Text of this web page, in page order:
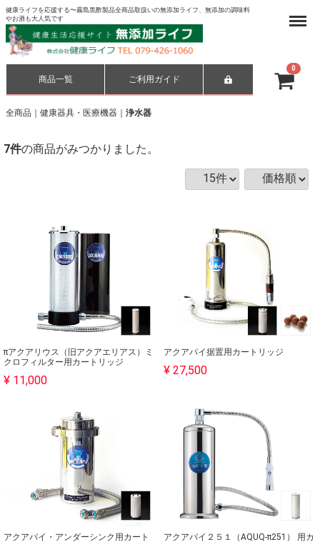
健康ライフを応援する〜霧島黒酢製品全商品取扱いの無添加ライフ、無添加の調味料
やお酒も大人気です
商品一覧 ご利用ガイド
Menu
全商品 健康器具・医療機器 浄水器
7件の商品がみつかりました。
πアクアリウス（旧アクアエリアス）ミ
クロフィルター用カートリッジ
¥ 11,000
アクアパイ据置用カートリッジ
¥ 27,500
アクアパイ・アンダーシンク用カート
アクアパイ２５１（AQUQ-π251） 用カ
0